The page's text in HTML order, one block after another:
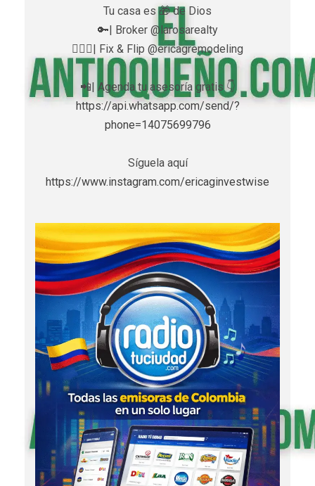
Tu casa es 🎁 de Dios
🔑| Broker @larosarealty
👷🏼‍♀️| Fix & Flip @ericagremodeling
📲| Agenda tu asesoría gratis 👇
https://api.whatsapp.com/send/?
phone=14075699796
Síguela aquí
https://www.instagram.com/ericaginvestwise